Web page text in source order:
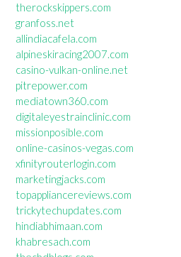
therockskippers.com
granfoss.net
allindiacafela.com
alpineskiracing2007.com
casino-vulkan-online.net
pitrepower.com
mediatown360.com
digitaleyestrainclinic.com
missionposible.com
online-casinos-vegas.com
xfinityrouterlogin.com
marketingjacks.com
topappliancereviews.com
trickytechupdates.com
hindiabhimaan.com
khabresach.com